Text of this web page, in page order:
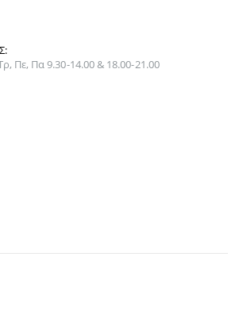
Πε, Πα 9.30-14.00 & 18.00-21.00